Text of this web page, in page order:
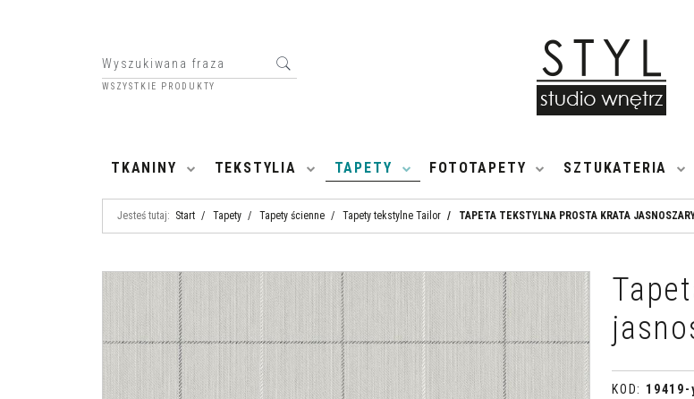
WSZYSTKIE PRODUKTY
TKANINY TEKSTYLIA TAPETY FOTOTAPETY SZTUKATERIA
Jesteś tutaj: Start / Tapety / Tapety ścienne / Tapety tekstylne Tailor / TAPETA TEKSTYLNA PROSTA KRATA
KOD: 19419-